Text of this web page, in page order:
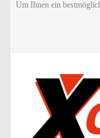
Um Ihnen ein